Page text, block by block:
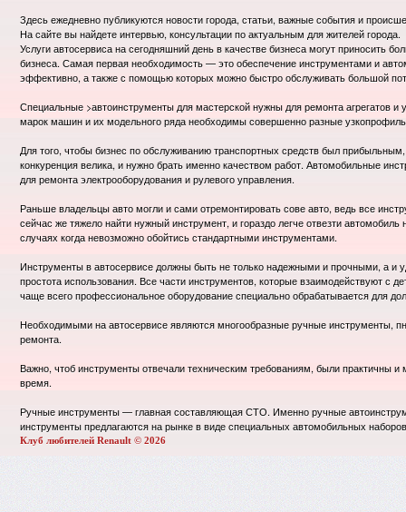
Здесь ежедневно публикуются новости города, статьи, важные события и
На сайте вы найдете интервью, консультации по актуальным для жителей города.
Услуги автосервиса на сегодняшний день в качестве бизнеса могут приносить
бизнеса. Самая первая необходимость — это обеспечение инструментами и
эффективно, а также с помощью которых можно быстро обслуживать большой
Специальные >автоинструменты для мастерской нужны для ремонта агрегатов
марок машин и их модельного ряда необходимы совершенно разные
Для того, чтобы бизнес по обслуживанию транспортных средств был
конкуренция велика, и нужно брать именно качеством работ. Автомобильные
для ремонта электрооборудования и рулевого управления.
Раньше владельцы авто могли и сами отремонтировать сове авто, ведь все
сейчас же тяжело найти нужный инструмент, и гораздо легче отвезти
случаях когда невозможно обойтись стандартными инструментами.
Инструменты в автосервисе должны быть не только надежными и прочными, а и
простота использования. Все части инструментов, которые взаимодействуют
чаще всего профессиональное оборудование специально обрабатывается для
Необходимыми на автосервисе являются многообразные ручные инструменты,
ремонта.
Важно, чтоб инструменты отвечали техническим требованиям, были практичны
время.
Ручные инструменты — главная составляющая СТО. Именно ручные
инструменты предлагаются на рынке в виде специальных автомобильных
Клуб любителей Renault © 2026